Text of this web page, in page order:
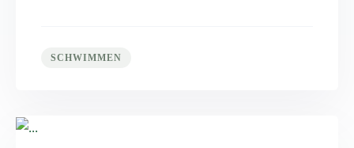
SCHWIMMEN